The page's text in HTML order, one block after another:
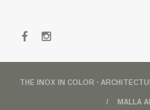
THE INOX IN COLOR ·
MALLA